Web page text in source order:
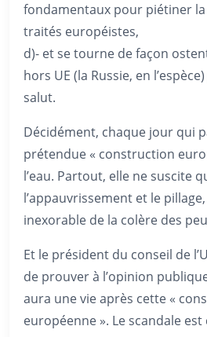
fondamentaux pour piétiner la
traités européistes,
d)- et se tourne de façon
hors UE (la Russie, en
salut.
Décidément, chaque jour qui
prétendue « construction
l’eau. Partout, elle ne suscite
l’appauvrissement et le
inexorable de la colère des
Et le président du conseil de
de prouver à l’opinion
aura une vie après cette «
européenne ». Le scandale